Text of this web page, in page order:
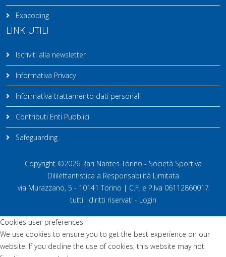
Exacoding
LINK UTILI
Iscriviti alla newsletter
Informativa Privacy
Informativa trattamento dati personali
Contributi Enti Pubblici
Safeguarding
Copyright ©2026 Rari Nantes Torino - Società Sportiva
Dililettantistica a Responsabilità Limitata
via Murazzano, 5 - 10141 Torino | C.F. e P.Iva 06112860017
tutti i diritti riservati - Login
Cookies user preferences
We use cookies to ensure you to get the best experience on our
website. If you decline the use of cookies, this website may not